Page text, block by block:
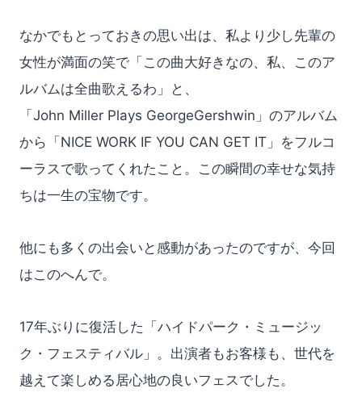
なかでもとっておきの思い出は、私より少し先輩の
女性が満面の笑で「この曲大好きなの、私、このア
ルバムは全曲歌えるわ」と、
「John Miller Plays GeorgeGershwin」のアルバム
から「NICE WORK IF YOU CAN GET IT」をフルコ
ーラスで歌ってくれたこと。この瞬間の幸せな気持
ちは一生の宝物です。
他にも多くの出会いと感動があったのですが、今回
はこのへんで。
17年ぶりに復活した「ハイドパーク・ミュージッ
ク・フェスティバル」。出演者もお客様も、世代を
越えて楽しめる居心地の良いフェスでした。